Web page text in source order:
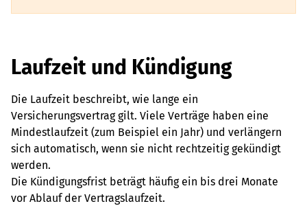
Laufzeit und Kündigung
Die Laufzeit beschreibt, wie lange ein
Versicherungsvertrag gilt. Viele Verträge haben eine
Mindestlaufzeit (zum Beispiel ein Jahr) und verlängern
sich automatisch, wenn sie nicht rechtzeitig gekündigt
werden.
Die Kündigungsfrist beträgt häufig ein bis drei Monate
vor Ablauf der Vertragslaufzeit.